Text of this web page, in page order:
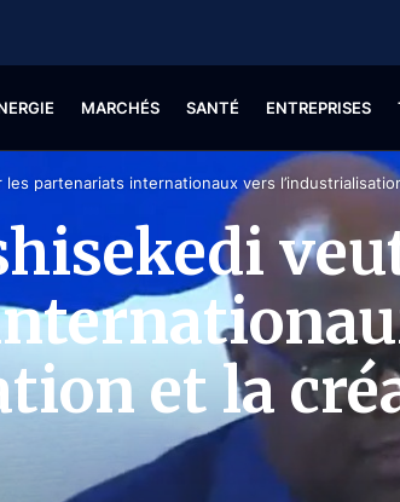
MARCHÉS SANTÉ ENTREPRISES
les partenariats internationaux vers
et la